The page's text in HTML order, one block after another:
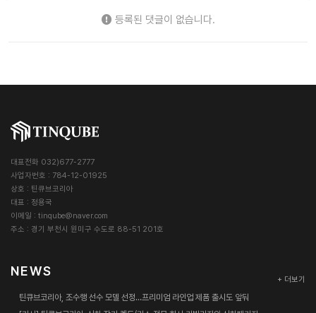
등록된 댓글이 없습니다.
대표전화 032)677-2777
사업자번호 : 784-12-01925
상호 : 틴큐브코리아
대표 : 정용국
이메일 : tinqube@naver.com
주소 : 경기 부천시 원미구 수도로 88-51 201호
NEWS
+ 더보기
틴큐브코리아, 조수행 선수 모델 선정…프리미엄 라인업 제품 출시도 앞둬